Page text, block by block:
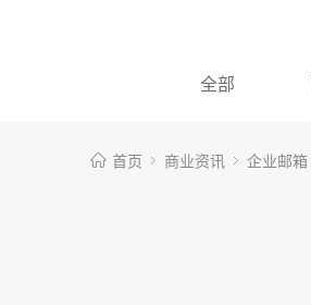
全部
首页 商业资讯 企业邮箱